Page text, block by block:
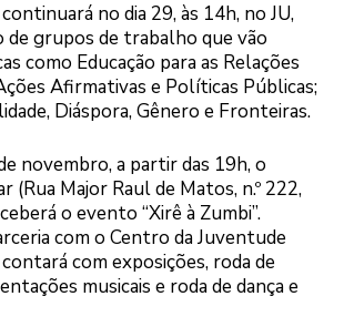
no dia 29, às 14h, no JU,
grupos de trabalho que vão
como Educação para as Relações
Afirmativas e Políticas Públicas;
Diáspora, Gênero e Fronteiras.
novembro, a partir das 19h, o
(Rua Major Raul de Matos, n.º 222,
o evento “Xirê à Zumbi”.
com o Centro da Juventude
contará com exposições, roda de
musicais e roda de dança e